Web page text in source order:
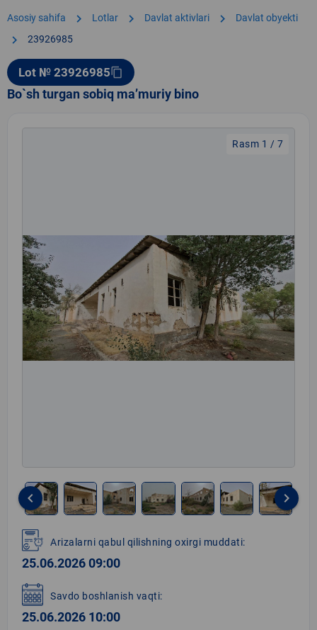
Asosiy sahifa chevron_right Lotlar chevron_right Davlat aktivlari chevron_right Davlat obyekti
chevron_right 23926985
Lot № 23926985content_copy
Bo`sh turgan sobiq ma’muriy bino
Rasm 1 / 7
1
of
7
keyboard_arrow_left keyboard_arrow_right
Arizalarni qabul qilishning oxirgi muddati:
25.06.2026 09:00
Savdo boshlanish vaqti:
25.06.2026 10:00